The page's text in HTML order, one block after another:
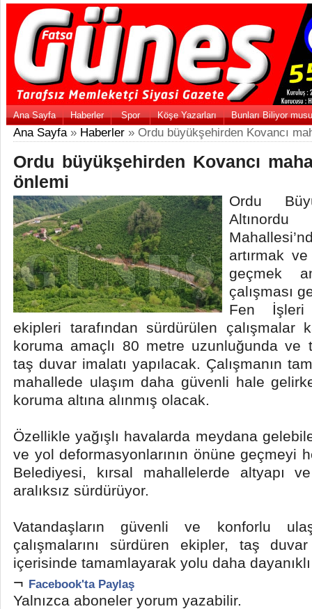
Ana Sayfa Haberler Spor Köşe Yazarları Bunları Biliyor
Ana Sayfa» Haberler » Ordu büyükşehirden Kovancı
Ordu büyükşehirden Kovancı
önlemi
Ordu
artırmak
geçmek
çalışması
Fen İşleri
ekipleri tarafından sürdürülen çalışmalar
koruma amaçlı 80 metre uzunluğunda ve
taş duvar imalatı yapılacak. Çalışmanın
mahallede ulaşım daha güvenli hale
koruma altına alınmış olacak.
Özellikle yağışlı havalarda meydana
ve yol deformasyonlarının önüne geçmeyi
Belediyesi, kırsal mahallelerde altyapı ve
aralıksız sürdürüyor.
Vatandaşların güvenli ve konforlu
çalışmalarını sürdüren ekipler, taş
içerisinde tamamlayarak yolu daha
¬ Facebook'ta Paylaş
Yalnızca aboneler yorum yazabilir.